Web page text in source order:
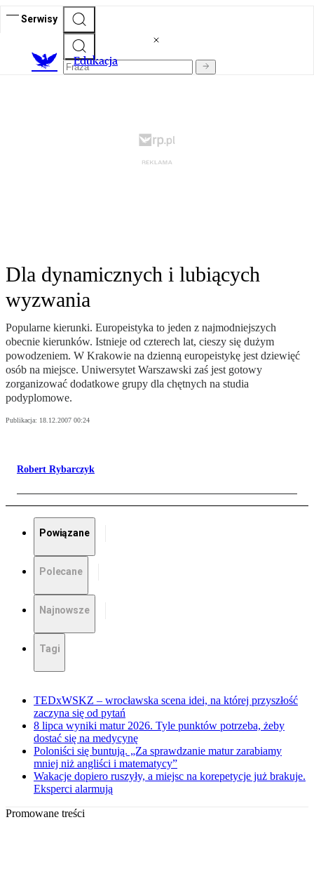
Serwisy
Edukacja
Dla dynamicznych i lubiących
wyzwania
Popularne kierunki. Europeistyka to jeden z najmodniejszych
obecnie kierunków. Istnieje od czterech lat, cieszy się dużym
powodzeniem. W Krakowie na dzienną europeistykę jest dziewięć
osób na miejsce. Uniwersytet Warszawski zaś jest gotowy
zorganizować dodatkowe grupy dla chętnych na studia
podyplomowe.
Publikacja: 18.12.2007 00:24
Robert Rybarczyk
Powiązane
Polecane
Najnowsze
Tagi
TEDxWSKZ – wrocławska scena idei, na której przyszłość
zaczyna się od pytań
8 lipca wyniki matur 2026. Tyle punktów potrzeba, żeby
dostać się na medycynę
Poloniści się buntują. „Za sprawdzanie matur zarabiamy
mniej niż angliści i matematycy”
Wakacje dopiero ruszyły, a miejsc na korepetycje już brakuje.
Eksperci alarmują
Promowane treści